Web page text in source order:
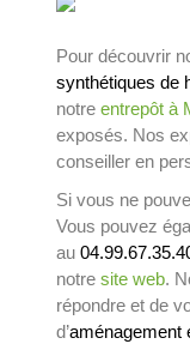
Pour découvrir
synthétiques de
notre entrepôt à
exposés. Nos
conseiller en
Si vous ne
Vous pouvez
au
notre site web.
répondre et de
d’aménagement